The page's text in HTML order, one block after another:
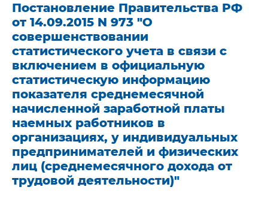
Постановление Правительства РФ
от 14.09.2015 N 973 "О
совершенствовании
статистического учета в связи с
включением в официальную
статистическую информацию
показателя среднемесячной
начисленной заработной платы
наемных работников в
организациях, у индивидуальных
предпринимателей и физических
лиц (среднемесячного дохода от
трудовой деятельности)"